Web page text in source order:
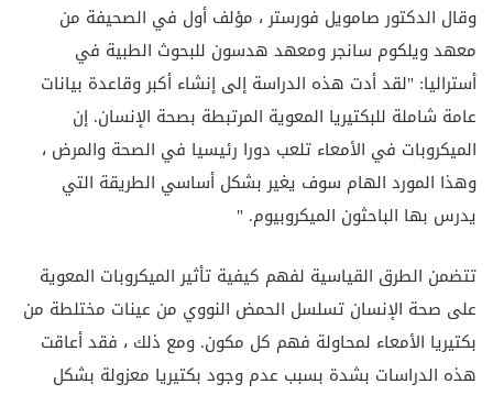
وقال الدكتور صامويل فورستر ، مؤلف أول في الصحيفة من
معهد ويلكوم سانجر ومعهد هدسون للبحوث الطبية في
أستراليا: "لقد أدت هذه الدراسة إلى إنشاء أكبر وقاعدة بيانات
عامة شاملة للبكتيريا المعوية المرتبطة بصحة الإنسان. إن
الميكروبات في الأمعاء تلعب دورا رئيسيا في الصحة والمرض ،
وهذا المورد الهام سوف يغير بشكل أساسي الطريقة التي
يدرس بها الباحثون الميكروبيوم. "
تتضمن الطرق القياسية لفهم كيفية تأثير الميكروبات المعوية
على صحة الإنسان تسلسل الحمض النووي من عينات مختلطة من
بكتيريا الأمعاء لمحاولة فهم كل مكون. ومع ذلك ، فقد أعاقت
هذه الدراسات بشدة بسبب عدم وجود بكتيريا معزولة بشكل